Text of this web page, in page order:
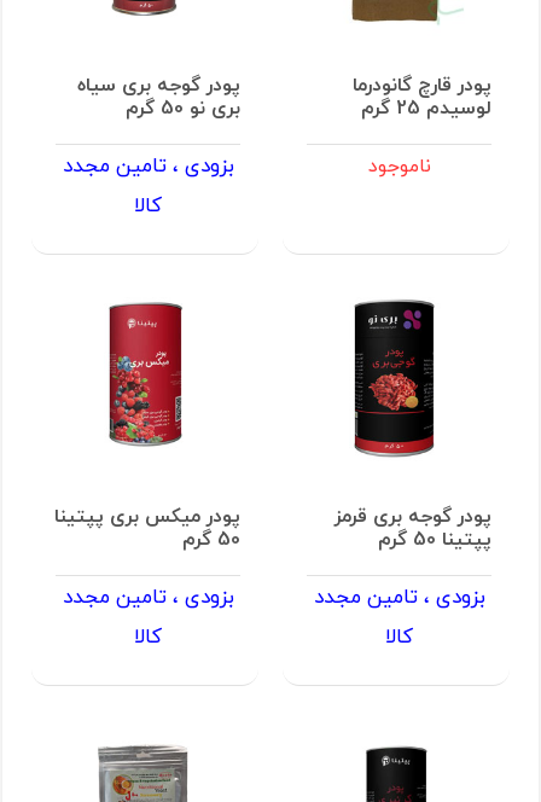
پودر قارچ گانودرما
لوسیدم 25 گرم
ناموجود
پودر گوجه بری سیاه
بری نو 50 گرم
بزودی ، تامین مجدد
کالا
پودر گوجه بری قرمز
پپتینا 50 گرم
بزودی ، تامین مجدد
کالا
پودر میکس بری پپتینا
50 گرم
بزودی ، تامین مجدد
کالا